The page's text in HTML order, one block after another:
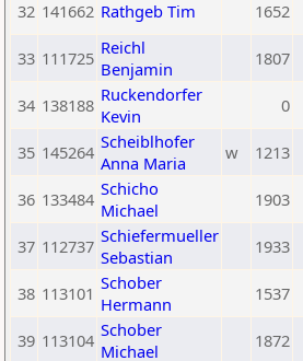
32 141662 Rathgeb Tim 1652
33 111725 Reichl
Benjamin
1807
34 138188 Ruckendorfer
Kevin
0
35 145264 Scheiblhofer
Anna Maria
w 1213
36 133484 Schicho
Michael
1903
37 112737 Schiefermueller
Sebastian
1933
38 113101 Schober
Hermann
1537
39 113104 Schober
Michael
1872